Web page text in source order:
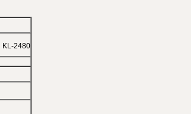
KL-2480